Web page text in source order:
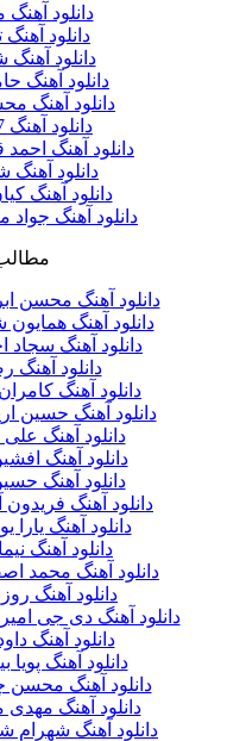
دانلود آهنگ
دانلود
دانلود آهنگ
دانلود آهنگ
دانلود آهنگ
دانلود آهنگ 7 باند ای داد
دانلود آهنگ
دانلود
دانلود آهنگ
دانلود آهنگ جواد
دانلود آهنگ محسن
دانلود آهنگ
دانلود آهنگ
دانلود آهنگ
دانلود آهنگ
دانلود آهنگ حسین
دانلود آهنگ
دانلود آهنگ
دانلود آهنگ
دانلود آهنگ
دانلود آهنگ
دانلود آهنگ
دانلود آهنگ محمد
دانلود آهنگ
دانلود آهنگ دی جی
دانلود آهنگ
دانلود آهنگ پویا
دانلود آهنگ محسن
دانلود آهنگ
دانلود آهنگ شهرام